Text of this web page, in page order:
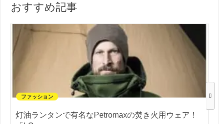
おすすめ記事
ファッション
灯油ランタンで有名なPetromaxの焚き火用ウェア！